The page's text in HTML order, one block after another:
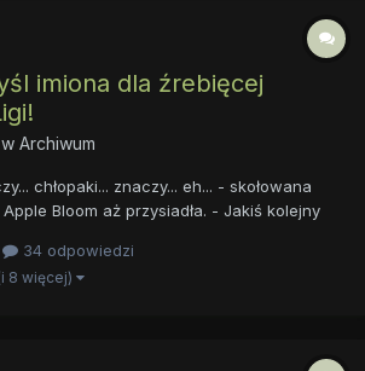
imiona dla źrebięcej
w Archiwum
chłopaki... znaczy... eh... - skołowana
Bloom aż przysiadła. - Jakiś kolejny
- Oj, daj jej spokój, przecież nie
Scootaloo próbując latać. -...
34 odpowiedzi
8 więcej)